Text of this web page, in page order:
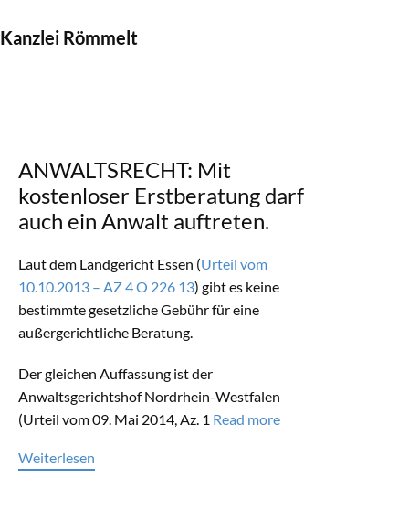
Kanzlei Römmelt
ANWALTSRECHT: Mit
kostenloser Erstberatung darf
auch ein Anwalt auftreten.
Laut dem Landgericht Essen (Urteil vom
10.10.2013 – AZ 4 O 226 13) gibt es keine
bestimmte gesetzliche Gebühr für eine
außergerichtliche Beratung.
Der gleichen Auffassung ist der
Anwaltsgerichtshof Nordrhein-Westfalen
(Urteil vom 09. Mai 2014, Az. 1 Read more
Weiterlesen